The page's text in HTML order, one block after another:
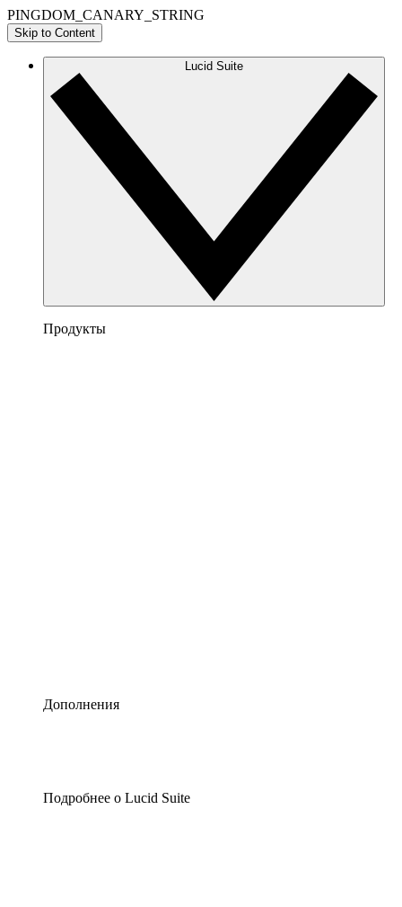
PINGDOM_CANARY_STRING
Skip to Content
Lucid Suite
Продукты
Дополнения
Подробнее о Lucid Suite